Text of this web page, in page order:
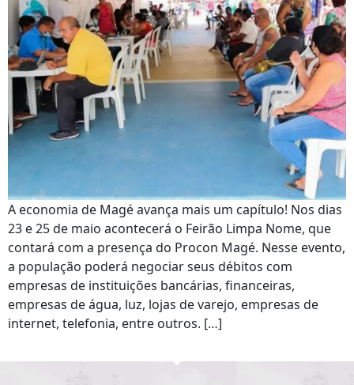
A economia de Magé avança mais um capítulo! Nos dias
23 e 25 de maio acontecerá o Feirão Limpa Nome, que
contará com a presença do Procon Magé. Nesse evento,
a população poderá negociar seus débitos com
empresas de instituições bancárias, financeiras,
empresas de água, luz, lojas de varejo, empresas de
internet, telefonia, entre outros. […]